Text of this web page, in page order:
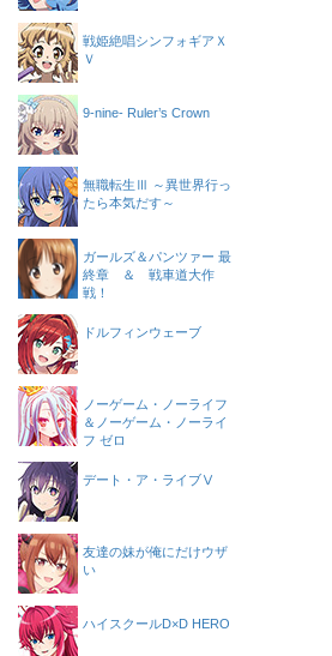
戦姫絶唱シンフォギアＸ
Ｖ
9-nine- Ruler’s Crown
無職転生Ⅲ ～異世界行っ
たら本気だす～
ガールズ＆パンツァー 最
終章 ＆ 戦車道大作
戦！
ドルフィンウェーブ
ノーゲーム・ノーライフ
＆ノーゲーム・ノーライ
フ ゼロ
デート・ア・ライブⅤ
友達の妹が俺にだけウザ
い
ハイスクールD×D HERO